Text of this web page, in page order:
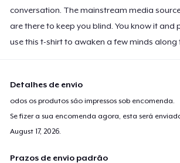
conversation. The mainstream media
are there to keep you blind. You know it and
use this t-shirt to awaken a few minds along
Detalhes de envio
odos os produtos são impressos sob encomenda.
Se fizer a sua encomenda agora, esta será
August 17, 2026
Prazos de envio padrão